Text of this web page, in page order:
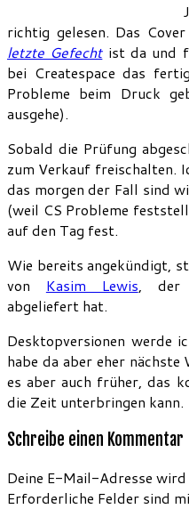
richtig gelesen. Das
letzte Gefechtist da und
bei Createspace das
Probleme beim Druck
ausgehe).
Sobald die Prüfung
zum Verkauf freischalten.
das morgen der Fall sind
(weil CS Probleme
auf den Tag fest.
Wie bereits angekündigt,
von Kasim Lewis, der
abgeliefert hat.
Desktopversionen werde
habe da aber eher
es aber auch früher, das
die Zeit unterbringen kann.
Schreibe einen Kommentar
Deine E-Mail-Adresse
Erforderliche Felder sind